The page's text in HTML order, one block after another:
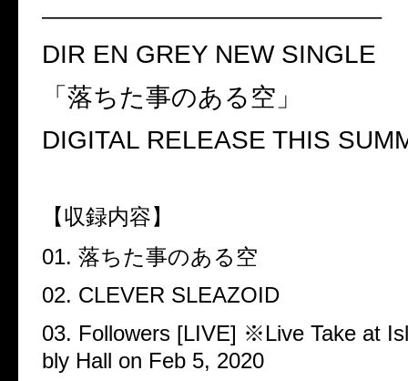
———————————————–
DIR EN GREY NEW SINGLE
「落ちた事のある空」
DIGITAL RELEASE THIS
【収録内容】
01. 落ちた事のある空
02. CLEVER SLEAZOID
03. Followers [LIVE] ※Live Take at
bly Hall on Feb 5, 2020